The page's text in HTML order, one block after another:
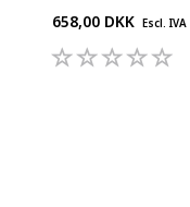
658,00 DKK
Escl. IVA